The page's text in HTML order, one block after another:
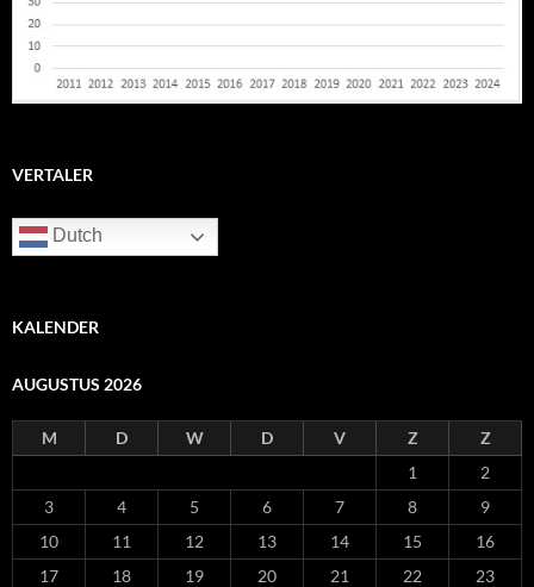
VERTALER
Dutch
KALENDER
AUGUSTUS 2026
M D W D V Z
Z
1
2
3
4 5 6 7 8
9
10
11 12 13 14 15
16
17
18 19 20 21 22
23